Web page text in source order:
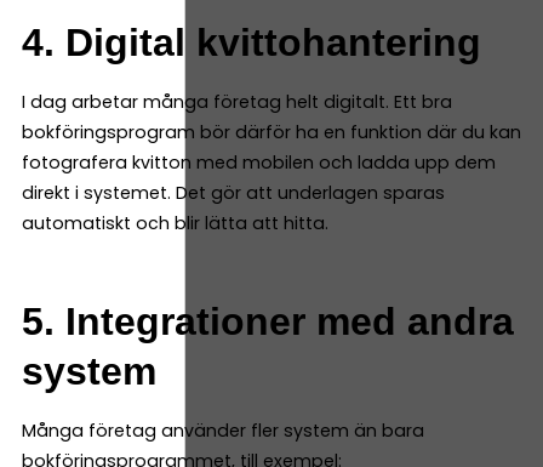
4. Digital kvittohantering
I dag arbetar många företag helt digitalt. Ett bra
bokföringsprogram bör därför ha en funktion där du kan
fotografera kvitton med mobilen och ladda upp dem
direkt i systemet. Det gör att underlagen sparas
automatiskt och blir lätta att hitta.
5. Integrationer med andra
system
Många företag använder fler system än bara
bokföringsprogrammet, till exempel: